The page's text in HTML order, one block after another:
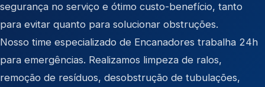
segurança no serviço e ótimo custo-benefício, tanto
para evitar quanto para solucionar obstruções.
Nosso time especializado de Encanadores trabalha 24h
para emergências. Realizamos limpeza de ralos,
remoção de resíduos, desobstrução de tubulações,